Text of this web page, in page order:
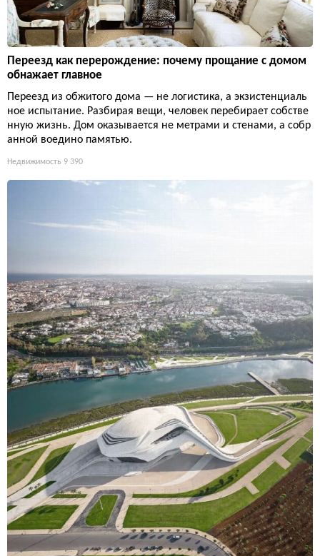
Переезд как перерождение: почему прощание с домом
обнажает главное
Переезд из обжитого дома — не логистика, а экзистенциаль
ное испытание. Разбирая вещи, человек перебирает собстве
нную жизнь. Дом оказывается не метрами и стенами, а собр
анной воедино памятью.
Недвижимость 9 390